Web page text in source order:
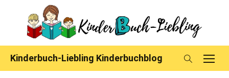
content
Kinderbuch-Liebling Kinderbuchblog